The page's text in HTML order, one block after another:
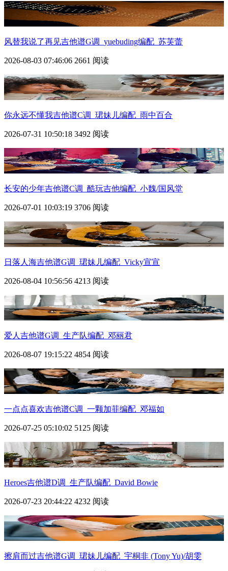
风替我说了再见吉他谱G调_yuebuding编配_苏芙蕾
2026-08-03 07:46:06 2661 阅读
你永远不懂我吉他谱C调_珺妹儿编配_雨中百合
2026-07-31 10:50:18 3492 阅读
长安的少年吉他谱C调_酷玩吉他编配_小魏/国风堂
2026-07-01 10:03:19 3706 阅读
日落人海吉他谱G调_珺妹儿编配_Vicky宣宣
2026-08-04 10:56:56 4213 阅读
爱人吉他谱G调_生产队编配_邓丽君
2026-08-07 19:15:22 4854 阅读
一点点喜欢吉他谱C调_一颗加菲编配_邓福如
2026-07-25 05:10:02 5125 阅读
Heroes吉他谱D调_生产队编配_David Bowie
2026-07-23 20:44:22 4232 阅读
擦肩而过吉他谱G调_珺妹儿编配_宇桐非 (Tony Yu)/胡雯